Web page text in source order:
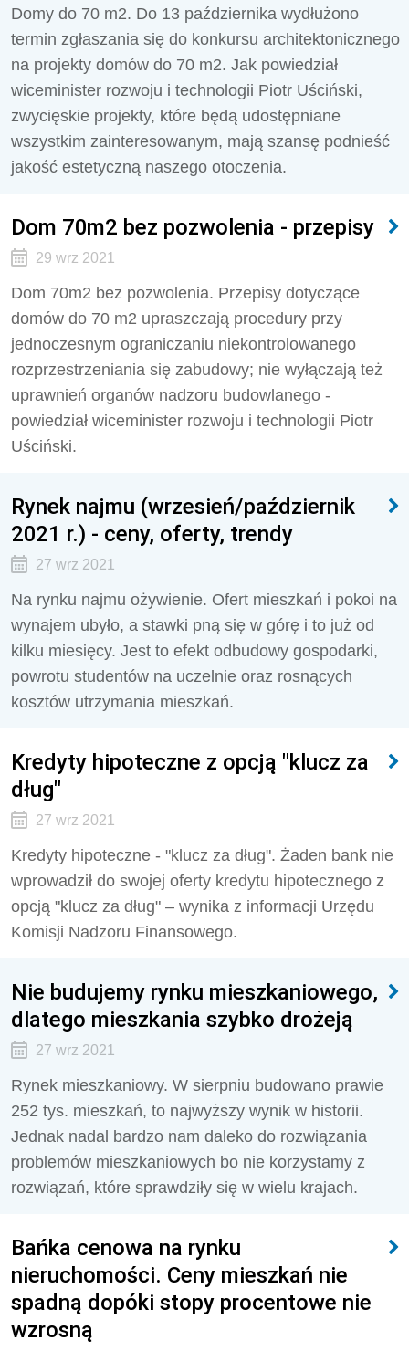
Domy do 70 m2. Do 13 października wydłużono
termin zgłaszania się do konkursu architektonicznego
na projekty domów do 70 m2. Jak powiedział
wiceminister rozwoju i technologii Piotr Uściński,
zwycięskie projekty, które będą udostępniane
wszystkim zainteresowanym, mają szansę podnieść
jakość estetyczną naszego otoczenia.
Dom 70m2 bez pozwolenia - przepisy
29 wrz 2021
Dom 70m2 bez pozwolenia. Przepisy dotyczące
domów do 70 m2 upraszczają procedury przy
jednoczesnym ograniczaniu niekontrolowanego
rozprzestrzeniania się zabudowy; nie wyłączają też
uprawnień organów nadzoru budowlanego -
powiedział wiceminister rozwoju i technologii Piotr
Uściński.
Rynek najmu (wrzesień/październik
2021 r.) - ceny, oferty, trendy
27 wrz 2021
Na rynku najmu ożywienie. Ofert mieszkań i pokoi na
wynajem ubyło, a stawki pną się w górę i to już od
kilku miesięcy. Jest to efekt odbudowy gospodarki,
powrotu studentów na uczelnie oraz rosnących
kosztów utrzymania mieszkań.
Kredyty hipoteczne z opcją "klucz za
dług"
27 wrz 2021
Kredyty hipoteczne - "klucz za dług". Żaden bank nie
wprowadził do swojej oferty kredytu hipotecznego z
opcją "klucz za dług" – wynika z informacji Urzędu
Komisji Nadzoru Finansowego.
Nie budujemy rynku mieszkaniowego,
dlatego mieszkania szybko drożeją
27 wrz 2021
Rynek mieszkaniowy. W sierpniu budowano prawie
252 tys. mieszkań, to najwyższy wynik w historii.
Jednak nadal bardzo nam daleko do rozwiązania
problemów mieszkaniowych bo nie korzystamy z
rozwiązań, które sprawdziły się w wielu krajach.
Bańka cenowa na rynku
nieruchomości. Ceny mieszkań nie
spadną dopóki stopy procentowe nie
wzrosną